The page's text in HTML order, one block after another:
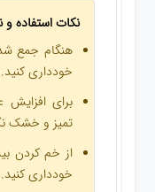
نکات استفاده و
هنگام جمع
خودداری کنید.
برای افزایش
تمیز و خشک
از خم کردن
خودداری کنید.